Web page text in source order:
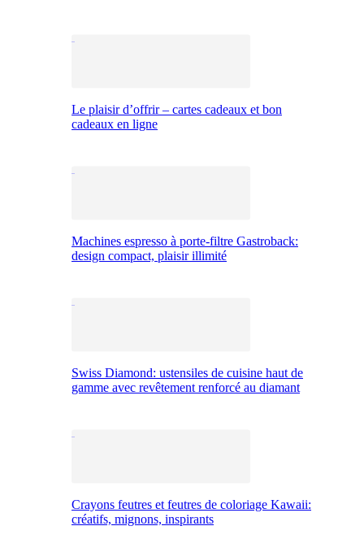
Le plaisir d’offrir – cartes cadeaux et bon
cadeaux en ligne
Machines espresso à porte-filtre Gastroback:
design compact, plaisir illimité
Swiss Diamond: ustensiles de cuisine haut de
gamme avec revêtement renforcé au diamant
Crayons feutres et feutres de coloriage Kawaii:
créatifs, mignons, inspirants